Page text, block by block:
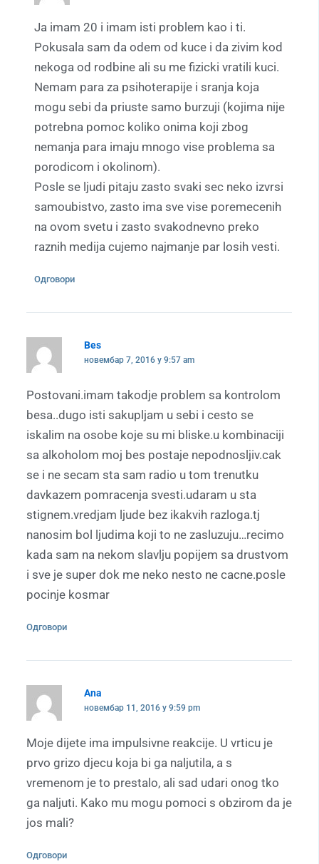
Ja imam 20 i imam isti problem kao i ti.
Pokusala sam da odem od kuce i da zivim kod
nekoga od rodbine ali su me fizicki vratili kuci.
Nemam para za psihoterapije i sranja koja
mogu sebi da priuste samo burzuji (kojima nije
potrebna pomoc koliko onima koji zbog
nemanja para imaju mnogo vise problema sa
porodicom i okolinom).
Posle se ljudi pitaju zasto svaki sec neko izvrsi
samoubistvo, zasto ima sve vise poremecenih
na ovom svetu i zasto svakodnevno preko
raznih medija cujemo najmanje par losih vesti.
Одговори
Bes
новембар 7, 2016 у 9:57 am
Postovani.imam takodje problem sa kontrolom
besa..dugo isti sakupljam u sebi i cesto se
iskalim na osobe koje su mi bliske.u kombinaciji
sa alkoholom moj bes postaje nepodnosljiv.cak
se i ne secam sta sam radio u tom trenutku
davkazem pomracenja svesti.udaram u sta
stignem.vredjam ljude bez ikakvih razloga.tj
nanosim bol ljudima koji to ne zasluzuju…recimo
kada sam na nekom slavlju popijem sa drustvom
i sve je super dok me neko nesto ne cacne.posle
pocinje kosmar
Одговори
Ana
новембар 11, 2016 у 9:59 pm
Moje dijete ima impulsivne reakcije. U vrticu je
prvo grizo djecu koja bi ga naljutila, a s
vremenom je to prestalo, ali sad udari onog tko
ga naljuti. Kako mu mogu pomoci s obzirom da je
jos mali?
Одговори